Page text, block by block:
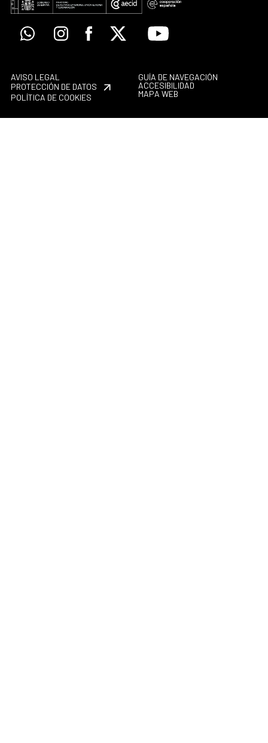
WhatsappInstagramFacebook
X Youtube
AVISO LEGAL
PROTECCIÓN DE DATOS
POLÍTICA DE COOKIES
GUÍA DE NAVEGACIÓN
ACCESIBILIDAD
MAPA WEB